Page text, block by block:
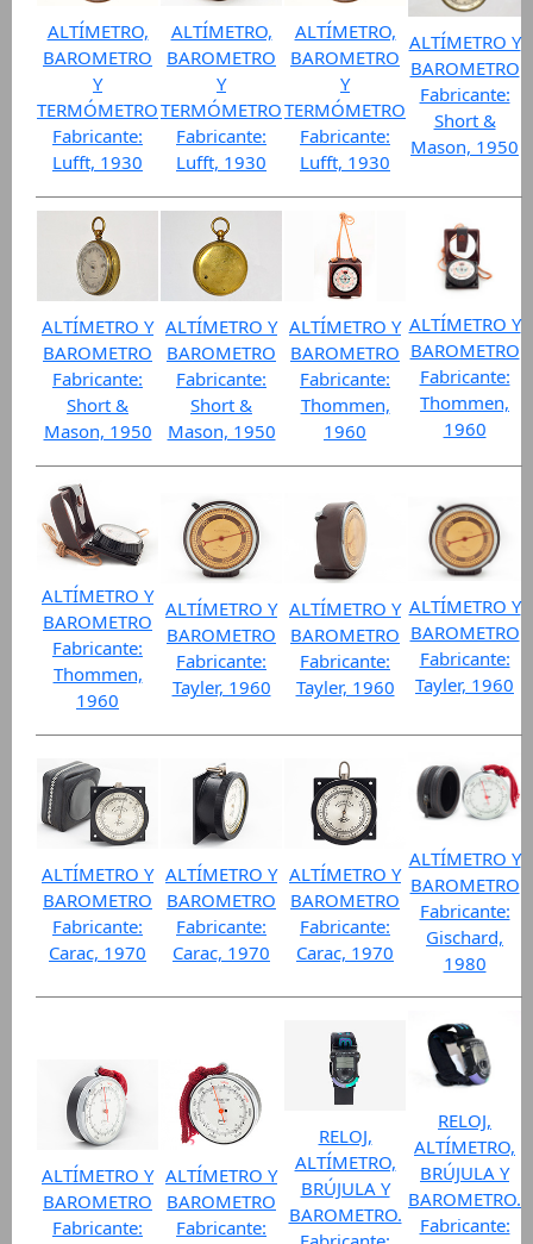
ALTÍMETRO,
BAROMETRO
Y
TERMÓMETRO
Fabricante:
Lufft, 1930
ALTÍMETRO,
BAROMETRO
Y
TERMÓMETRO
Fabricante:
Lufft, 1930
ALTÍMETRO,
BAROMETRO
Y
TERMÓMETRO
Fabricante:
Lufft, 1930
ALTÍMETRO Y
BAROMETRO
Fabricante:
Short &
Mason, 1950
ALTÍMETRO Y
BAROMETRO
Fabricante:
Short &
Mason, 1950
ALTÍMETRO Y
BAROMETRO
Fabricante:
Short &
Mason, 1950
ALTÍMETRO Y
BAROMETRO
Fabricante:
Thommen,
1960
ALTÍMETRO Y
BAROMETRO
Fabricante:
Thommen,
1960
ALTÍMETRO Y
BAROMETRO
Fabricante:
Thommen,
1960
ALTÍMETRO Y
BAROMETRO
Fabricante:
Tayler, 1960
ALTÍMETRO Y
BAROMETRO
Fabricante:
Tayler, 1960
ALTÍMETRO Y
BAROMETRO
Fabricante:
Tayler, 1960
ALTÍMETRO Y
BAROMETRO
Fabricante:
Carac, 1970
ALTÍMETRO Y
BAROMETRO
Fabricante:
Carac, 1970
ALTÍMETRO Y
BAROMETRO
Fabricante:
Carac, 1970
ALTÍMETRO Y
BAROMETRO
Fabricante:
Gischard,
1980
ALTÍMETRO Y
BAROMETRO
Fabricante:
ALTÍMETRO Y
BAROMETRO
Fabricante:
RELOJ,
ALTÍMETRO,
BRÚJULA Y
BAROMETRO.
RELOJ,
ALTÍMETRO,
BRÚJULA Y
BAROMETRO.
Fabricante: